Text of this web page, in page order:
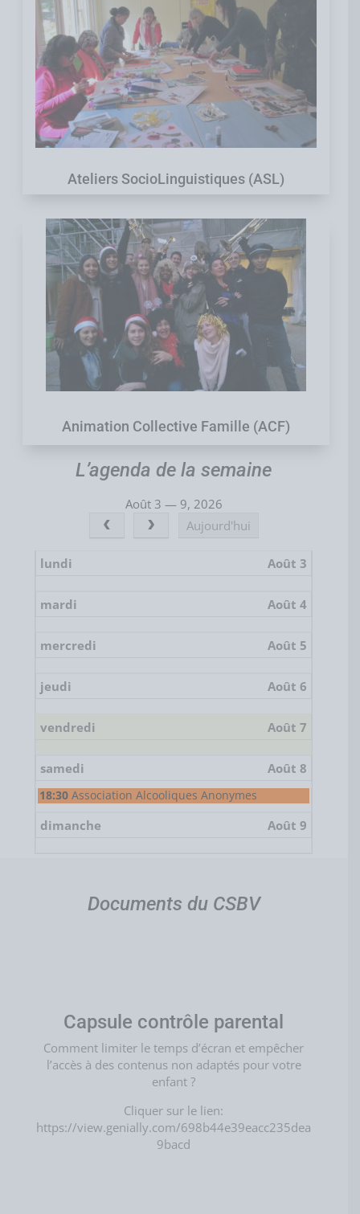
Ateliers SocioLinguistiques (ASL)
Animation Collective Famille (ACF)
L’agenda de la semaine
Août 3 — 9, 2026
Aujourd'hui
lundi Août 3
mardi Août 4
mercredi Août 5
jeudi Août 6
vendredi Août 7
samedi Août 8
samedi,
août
8th
18:30 Association Alcooliques Anonymes
dimanche Août 9
Documents du CSBV
Capsule contrôle parental
Comment limiter le temps d’écran et empêcher
l’accès à des contenus non adaptés pour votre
enfant ?
Cliquer sur le lien:
https://view.genially.com/698b44e39eacc235dea
9bacd